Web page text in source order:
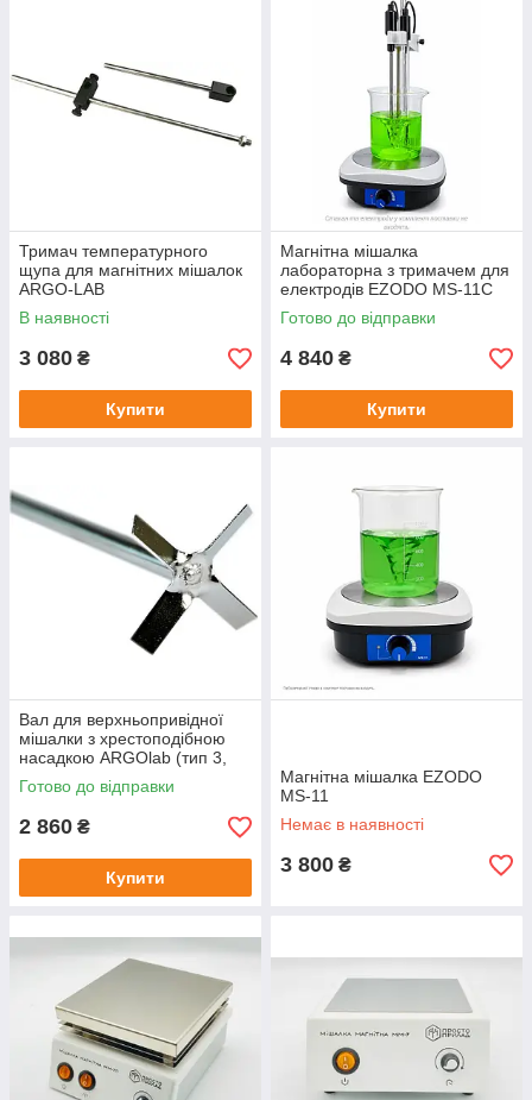
Тримач температурного
щупа для магнітних мішалок
ARGO-LAB
В наявності
3 080 ₴
Купити
Магнітна мішалка
лабораторна з тримачем для
електродів EZODO MS-11C
Готово до відправки
4 840 ₴
Купити
Вал для верхньопривідної
мішалки з хрестоподібною
насадкою ARGOlab (тип 3,
довжина 40 см)
Готово до відправки
2 860 ₴
Купити
Магнітна мішалка EZODO
MS-11
Немає в наявності
3 800 ₴